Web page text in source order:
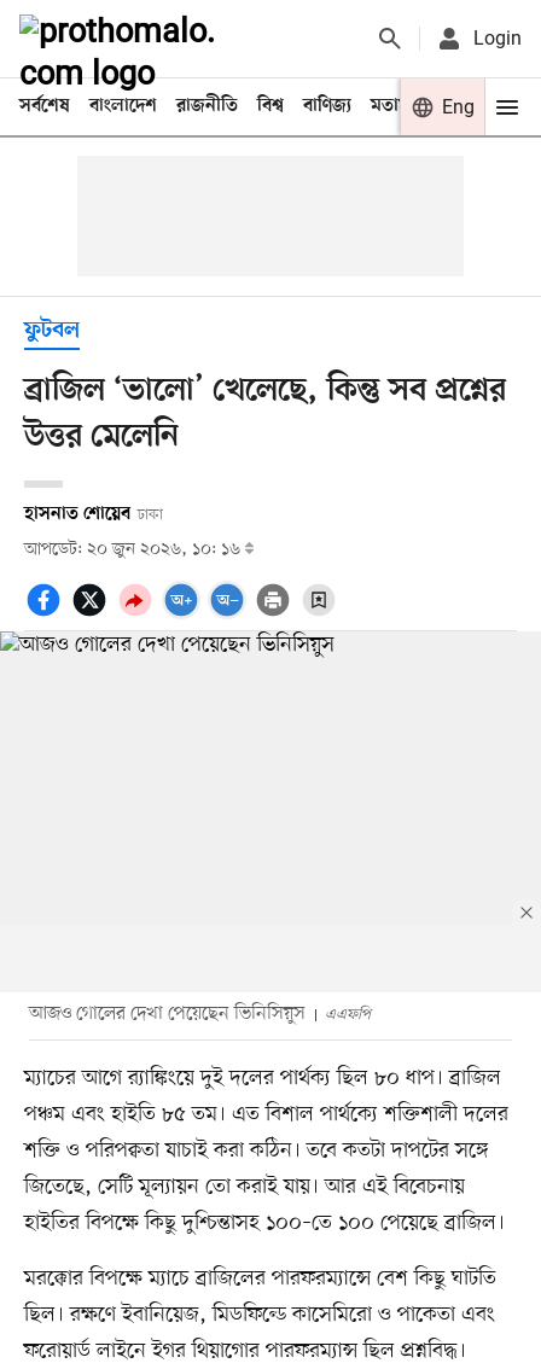
Login
সর্বশেষ বাংলাদেশ রাজনীতি বিশ্ব বাণিজ্য মতামত খেলা
Eng
ফুটবল
ব্রাজিল ‘ভালো’ খেলেছে, কিন্তু সব প্রশ্নের
উত্তর মেলেনি
হাসনাত শোয়েব ঢাকা
আপডেট: ২০ জুন ২০২৬, ১০: ১৬
আজও গোলের দেখা পেয়েছেন ভিনিসিয়ুস এএফপি
ম্যাচের আগে র‍্যাঙ্কিংয়ে দুই দলের পার্থক্য ছিল ৮০ ধাপ। ব্রাজিল
পঞ্চম এবং হাইতি ৮৫ তম। এত বিশাল পার্থক্যে শক্তিশালী দলের
শক্তি ও পরিপক্বতা যাচাই করা কঠিন। তবে কতটা দাপটের সঙ্গে
জিতেছে, সেটি মূল্যায়ন তো করাই যায়। আর এই বিবেচনায়
হাইতির বিপক্ষে কিছু দুশ্চিন্তাসহ ১০০–তে ১০০ পেয়েছে ব্রাজিল।
মরক্কোর বিপক্ষে ম্যাচে ব্রাজিলের পারফরম্যান্সে বেশ কিছু ঘাটতি
ছিল। রক্ষণে ইবানিয়েজ, মিডফিল্ডে কাসেমিরো ও পাকেতা এবং
ফরোয়ার্ড লাইনে ইগর থিয়াগোর পারফরম্যান্স ছিল প্রশ্নবিদ্ধ।